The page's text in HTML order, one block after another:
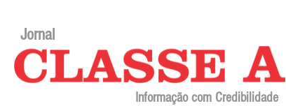
Jornal
Informação com Credibilidade